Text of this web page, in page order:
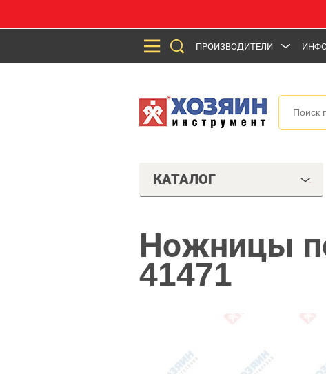
ПРОИЗВОДИТЕЛИ
КАТАЛОГ
Ножницы
41471